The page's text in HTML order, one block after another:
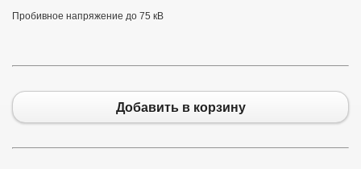
Пробивное напряжение до 75 кВ
Добавить в корзину